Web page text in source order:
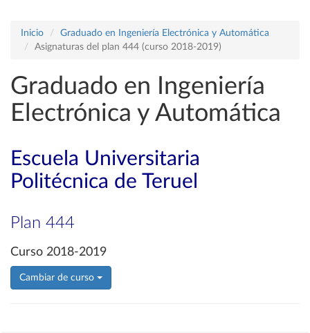
Inicio
Graduado en Ingeniería Electrónica y Automática
Asignaturas del plan 444 (curso 2018-2019)
Graduado en Ingeniería
Electrónica y Automática
Escuela Universitaria
Politécnica de Teruel
Plan 444
Curso 2018-2019
Cambiar de curso